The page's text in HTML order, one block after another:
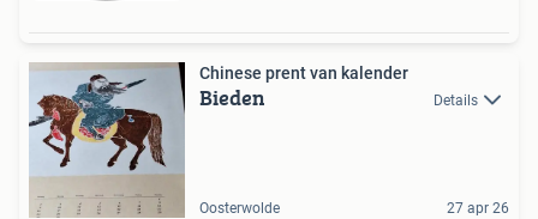
Chinese prent van kalender
Bieden Details
Oosterwolde 27 apr 26